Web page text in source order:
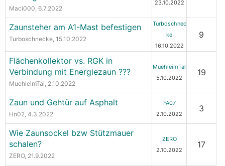
Maci000, 6.7.2022
23.10.2022
Zaunsteher am A1-Mast befestigen
Turboschnecke, 15.10.2022
Turboschnec
ke
16.10.2022
9
Flächenkollektor vs. RGK in
Verbindung mit Energiezaun ???
MuehleimTal, 2.10.2022
MuehleimTal
5.10.2022
19
Zaun und Gehtür auf Asphalt
Hn02, 4.3.2022
FA07
2.10.2022
3
Wie Zaunsockel bzw Stützmauer
schalen?
ZERO, 21.9.2022
ZERO
2.10.2022
17